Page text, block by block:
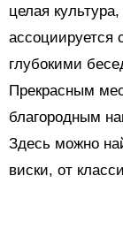
целая
ассоциируется
глубокими
Прекрасным
благородным
Здесь можно
виски, от